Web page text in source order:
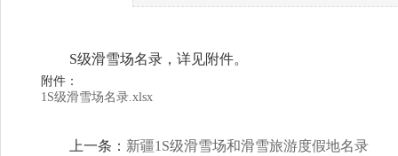
S级滑雪场名录，详见附件。
附件：
1S级滑雪场名录.xlsx
上一条： 新疆1S级滑雪场和滑雪旅游度假地名录